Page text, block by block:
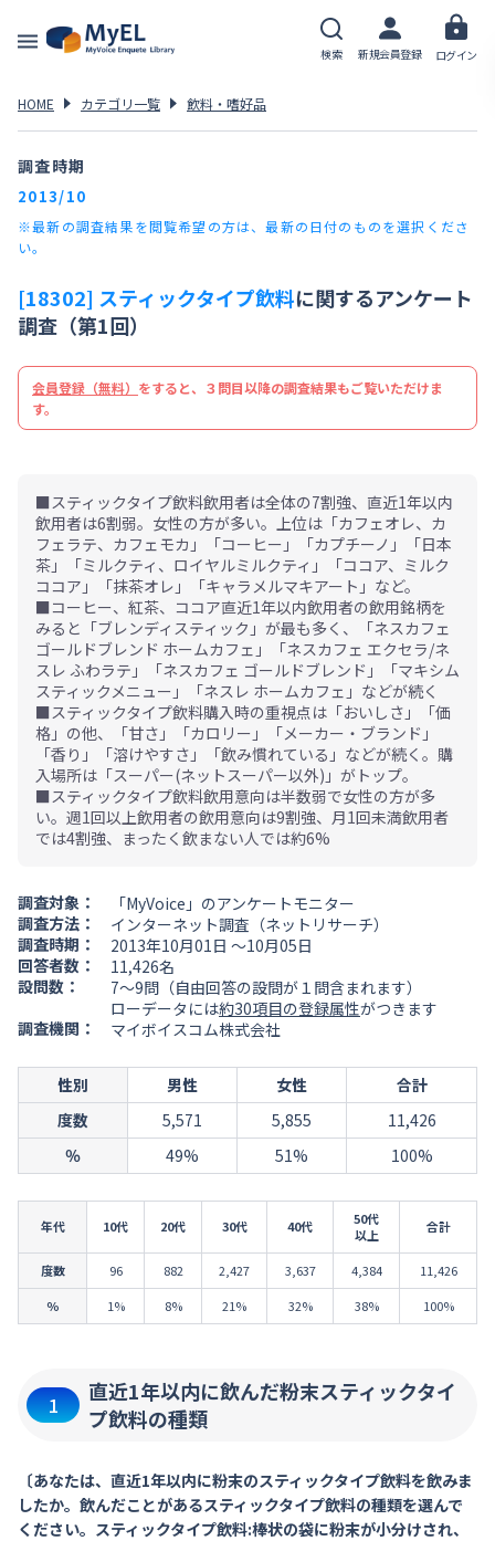
検索 新規会員登録 ログイン
HOME カテゴリ一覧 飲料・嗜好品
調査時期
2013/10
※最新の調査結果を閲覧希望の方は、最新の日付のものを選択くださ
い。
[18302] スティックタイプ飲料に関するアンケート
調査（第1回）
会員登録（無料） をすると、３問目以降の調査結果もご覧いただけま
す。
■スティックタイプ飲料飲用者は全体の7割強、直近1年以内
飲用者は6割弱。女性の方が多い。上位は「カフェオレ、カ
フェラテ、カフェモカ」「コーヒー」「カプチーノ」「日本
茶」「ミルクティ、ロイヤルミルクティ」「ココア、ミルク
ココア」「抹茶オレ」「キャラメルマキアート」など。
■コーヒー、紅茶、ココア直近1年以内飲用者の飲用銘柄を
みると「ブレンディスティック」が最も多く、「ネスカフェ
ゴールドブレンド ホームカフェ」「ネスカフェ エクセラ/ネ
スレ ふわラテ」「ネスカフェ ゴールドブレンド」「マキシム
スティックメニュー」「ネスレ ホームカフェ」などが続く
■スティックタイプ飲料購入時の重視点は「おいしさ」「価
格」の他、「甘さ」「カロリー」「メーカー・ブランド」
「香り」「溶けやすさ」「飲み慣れている」などが続く。購
入場所は「スーパー(ネットスーパー以外)」がトップ。
■スティックタイプ飲料飲用意向は半数弱で女性の方が多
い。週1回以上飲用者の飲用意向は9割強、月1回未満飲用者
では4割強、まったく飲まない人では約6%
調査対象：
「MyVoice」のアンケートモニター
調査方法：
インターネット調査（ネットリサーチ）
調査時期：
2013年10月01日 ～10月05日
回答者数：
11,426名
設問数：
7～9問（自由回答の設問が１問含まれます）
ローデータには約30項目の登録属性がつきます
調査機関：
マイボイスコム株式会社
性別 男性 女性
合計
度数
5,571 5,855
11,426
％
49% 51% 100%
年代 10代 20代 30代 40代
50代
以上
合計
度数 96 882 2,427 3,637 4,384
11,426
％
1% 8% 21% 32% 38% 100%
1
直近1年以内に飲んだ粉末スティックタイ
プ飲料の種類
〔あなたは、直近1年以内に粉末のスティックタイプ飲料を飲みま
したか。飲んだことがあるスティックタイプ飲料の種類を選んで
ください。スティックタイプ飲料:棒状の袋に粉末が小分けされ、